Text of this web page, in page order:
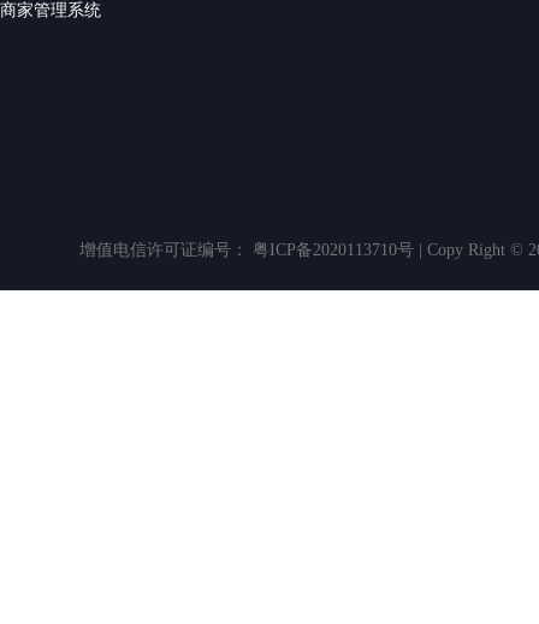
商家管理系统
增值电信许可证编号： 粤ICP备2020113710号 | Copy Right ©